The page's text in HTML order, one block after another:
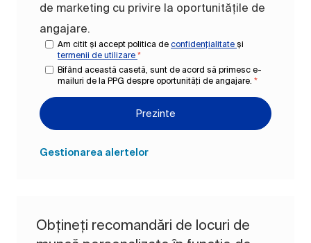
de marketing cu privire la oportunitățile de
angajare.
Am citit și accept politica de confidențialitate și
termenii de utilizare *
Bifând această casetă, sunt de acord să primesc e-
mailuri de la PPG despre oportunități de angajare. *
Prezinte
Gestionarea alertelor
Obțineți recomandări de locuri de